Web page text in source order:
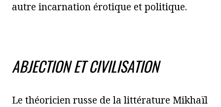
autre incarnation érotique et politique.
ABJECTION ET CIVILISATION
Le théoricien russe de la littérature Mikhaïl